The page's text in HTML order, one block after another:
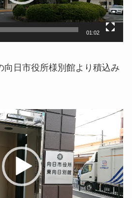
01:02
向日市役所様別館より積込み